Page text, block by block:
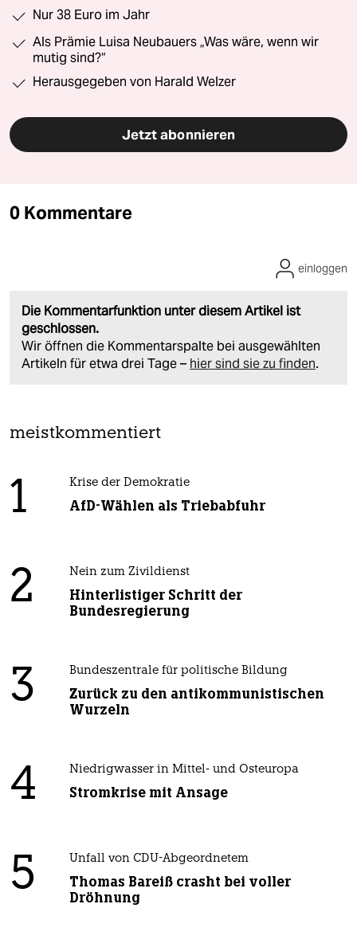
Nur 38 Euro im Jahr
Als Prämie Luisa Neubauers „Was wäre, wenn wir
mutig sind?“
Herausgegeben von Harald Welzer
Jetzt abonnieren
0 Kommentare
Die Kommentarfunktion unter diesem Artikel ist
geschlossen.
Wir öffnen die Kommentarspalte bei ausgewählten
Artikeln für etwa drei Tage – hier sind sie zu finden.
einloggen
meistkommentiert
1 Krise der Demokratie
AfD-Wählen als Triebabfuhr
2 Nein zum Zivildienst
Hinterlistiger Schritt der
Bundesregierung
3 Bundeszentrale für politische Bildung
Zurück zu den antikommunistischen
Wurzeln
4 Niedrigwasser in Mittel- und Osteuropa
Stromkrise mit Ansage
5 Unfall von CDU-Abgeordnetem
Thomas Bareiß crasht bei voller
Dröhnung